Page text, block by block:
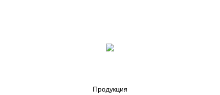
Продукция